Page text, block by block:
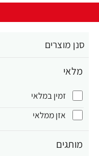
סנן מוצרים
מלאי
זמין במלאי
אזן ממלאי
מותגים